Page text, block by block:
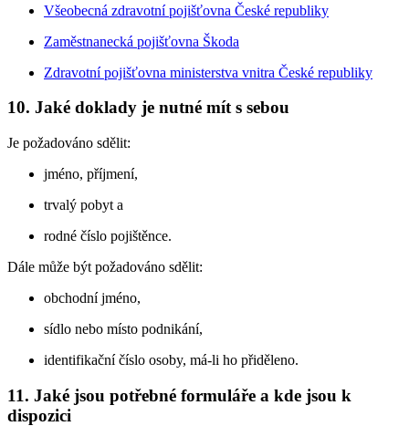
Všeobecná zdravotní pojišťovna České republiky
Zaměstnanecká pojišťovna Škoda
Zdravotní pojišťovna ministerstva vnitra České republiky
10. Jaké doklady je nutné mít s sebou
Je požadováno sdělit:
jméno, příjmení,
trvalý pobyt a
rodné číslo pojištěnce.
Dále může být požadováno sdělit:
obchodní jméno,
sídlo nebo místo podnikání,
identifikační číslo osoby, má-li ho přiděleno.
11. Jaké jsou potřebné formuláře a kde jsou k
dispozici